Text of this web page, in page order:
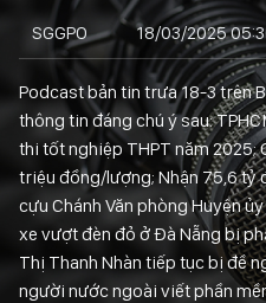
SGGPO 18/03/2025
Podcast bản tin trưa 18-3 trên
thông tin đáng chú ý sau:
thi tốt nghiệp THPT năm
triệu đồng/lượng; Nhận 75,6 tỷ
cựu Chánh Văn phòng Huyện
xe vượt đèn đỏ ở Đà Nẵng bị
Thị Thanh Nhàn tiếp tục bị đề
người nước ngoài viết phần